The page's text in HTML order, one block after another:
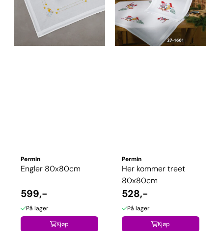
Permin
Engler 80x80cm
599,-
På lager
Kjøp
Permin
Her kommer treet
80x80cm
528,-
På lager
Kjøp